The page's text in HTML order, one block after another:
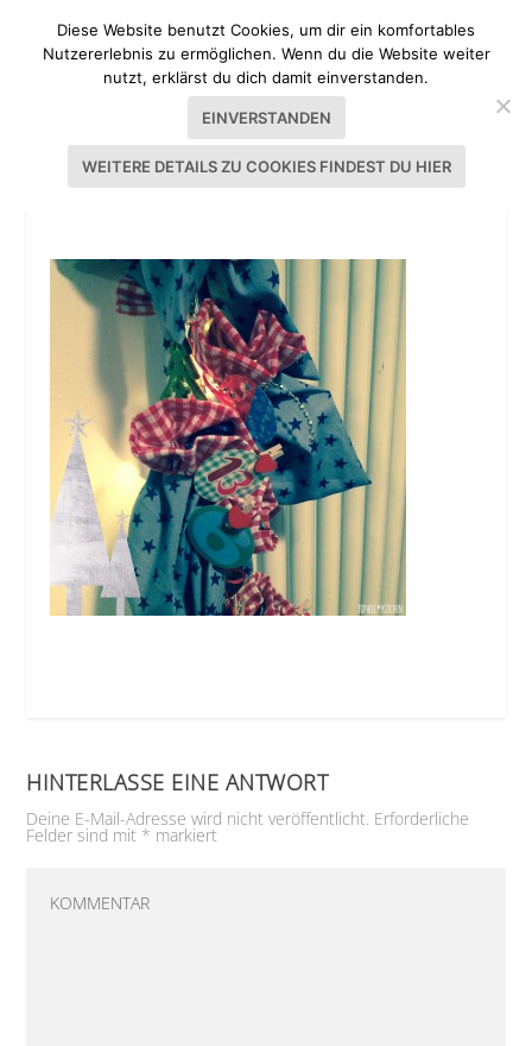
ADVENTSKALENDER NÄHEN
HINTERLASSE EINE ANTWORT
Deine E-Mail-Adresse wird nicht veröffentlicht. Erforderliche
Felder sind mit * markiert
Diese Website benutzt Cookies, um dir ein komfortables
Nutzererlebnis zu ermöglichen. Wenn du die Website weiter
nutzt, erklärst du dich damit einverstanden.
EINVERSTANDEN
WEITERE DETAILS ZU COOKIES FINDEST DU HIER